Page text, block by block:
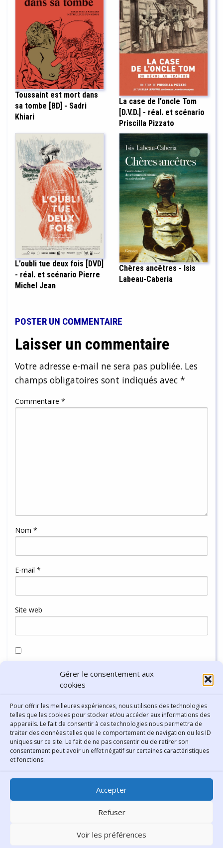
Gérer le consentement aux
cookies
Pour offrir les meilleures expériences, nous utilisons des technologies
telles que les cookies pour stocker et/ou accéder aux informations des
appareils. Le fait de consentir à ces technologies nous permettra de
traiter des données telles que le comportement de navigation ou les ID
uniques sur ce site. Le fait de ne pas consentir ou de retirer son
consentement peut avoir un effet négatif sur certaines caractéristiques
et fonctions.
Accepter
Refuser
Voir les préférences
Toussaint est mort dans
sa tombe [BD] - Sadri
Khiari
La case de l’oncle Tom
[D.V.D.] - réal. et scénario
Priscilla Pizzato
L’oubli tue deux fois [DVD]
- réal. et scénario Pierre
Michel Jean
Chères ancêtres - Isis
Labeau-Caberia
POSTER UN COMMENTAIRE
Laisser un commentaire
Votre adresse e-mail ne sera pas publiée. Les
champs obligatoires sont indiqués avec *
Commentaire *
Nom *
E-mail *
Site web
navigateur pour mon prochain commentaire.
Bibliothèque municipale de
Lyon
30 Boulevard Vivier-Merle